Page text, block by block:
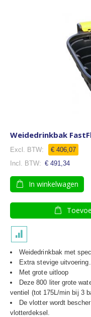
Weidedrinkbak
€ 406,07
€ 491,34
In winkelwagen
Weidedrinkbak met
Extra stevige uitvoering.
Met grote uitloop
Deze 800 liter grote
ventiel (tot 175L/min bij 3
De vlotter wordt
vlotterdeksel.